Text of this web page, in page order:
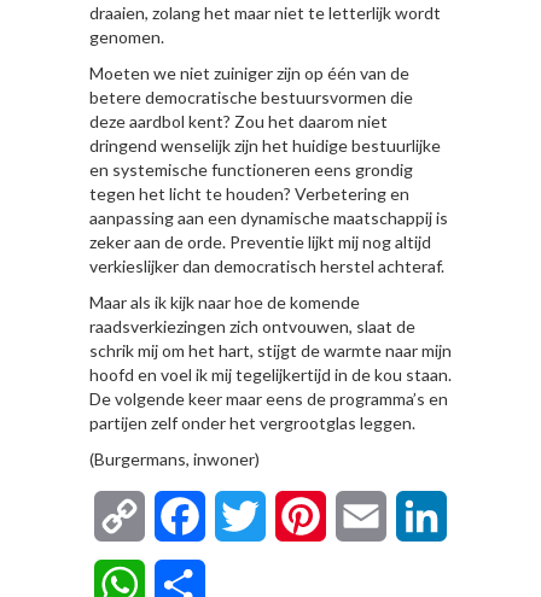
draaien, zolang het maar niet te letterlijk wordt
genomen.
Moeten we niet zuiniger zijn op één van de
betere democratische bestuursvormen die
deze aardbol kent? Zou het daarom niet
dringend wenselijk zijn het huidige bestuurlijke
en systemische functioneren eens grondig
tegen het licht te houden? Verbetering en
aanpassing aan een dynamische maatschappij is
zeker aan de orde. Preventie lijkt mij nog altijd
verkieslijker dan democratisch herstel achteraf.
Maar als ik kijk naar hoe de komende
raadsverkiezingen zich ontvouwen, slaat de
schrik mij om het hart, stijgt de warmte naar mijn
hoofd en voel ik mij tegelijkertijd in de kou staan.
De volgende keer maar eens de programma’s en
partijen zelf onder het vergrootglas leggen.
(Burgermans, inwoner)
Copy
Link
FacebookTwitter Pinterest Email
WhatsApp